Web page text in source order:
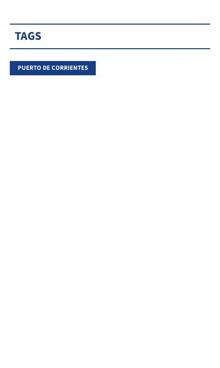
TAGS
PUERTO DE CORRIENTES